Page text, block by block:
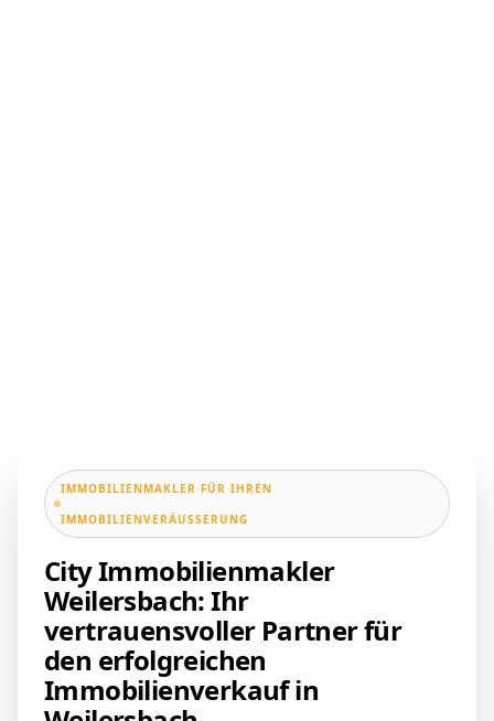
IMMOBILIENMAKLER FÜR IHREN
IMMOBILIENVERÄUSSERUNG
City Immobilienmakler
Weilersbach: Ihr
vertrauensvoller Partner für
den erfolgreichen
Immobilienverkauf in